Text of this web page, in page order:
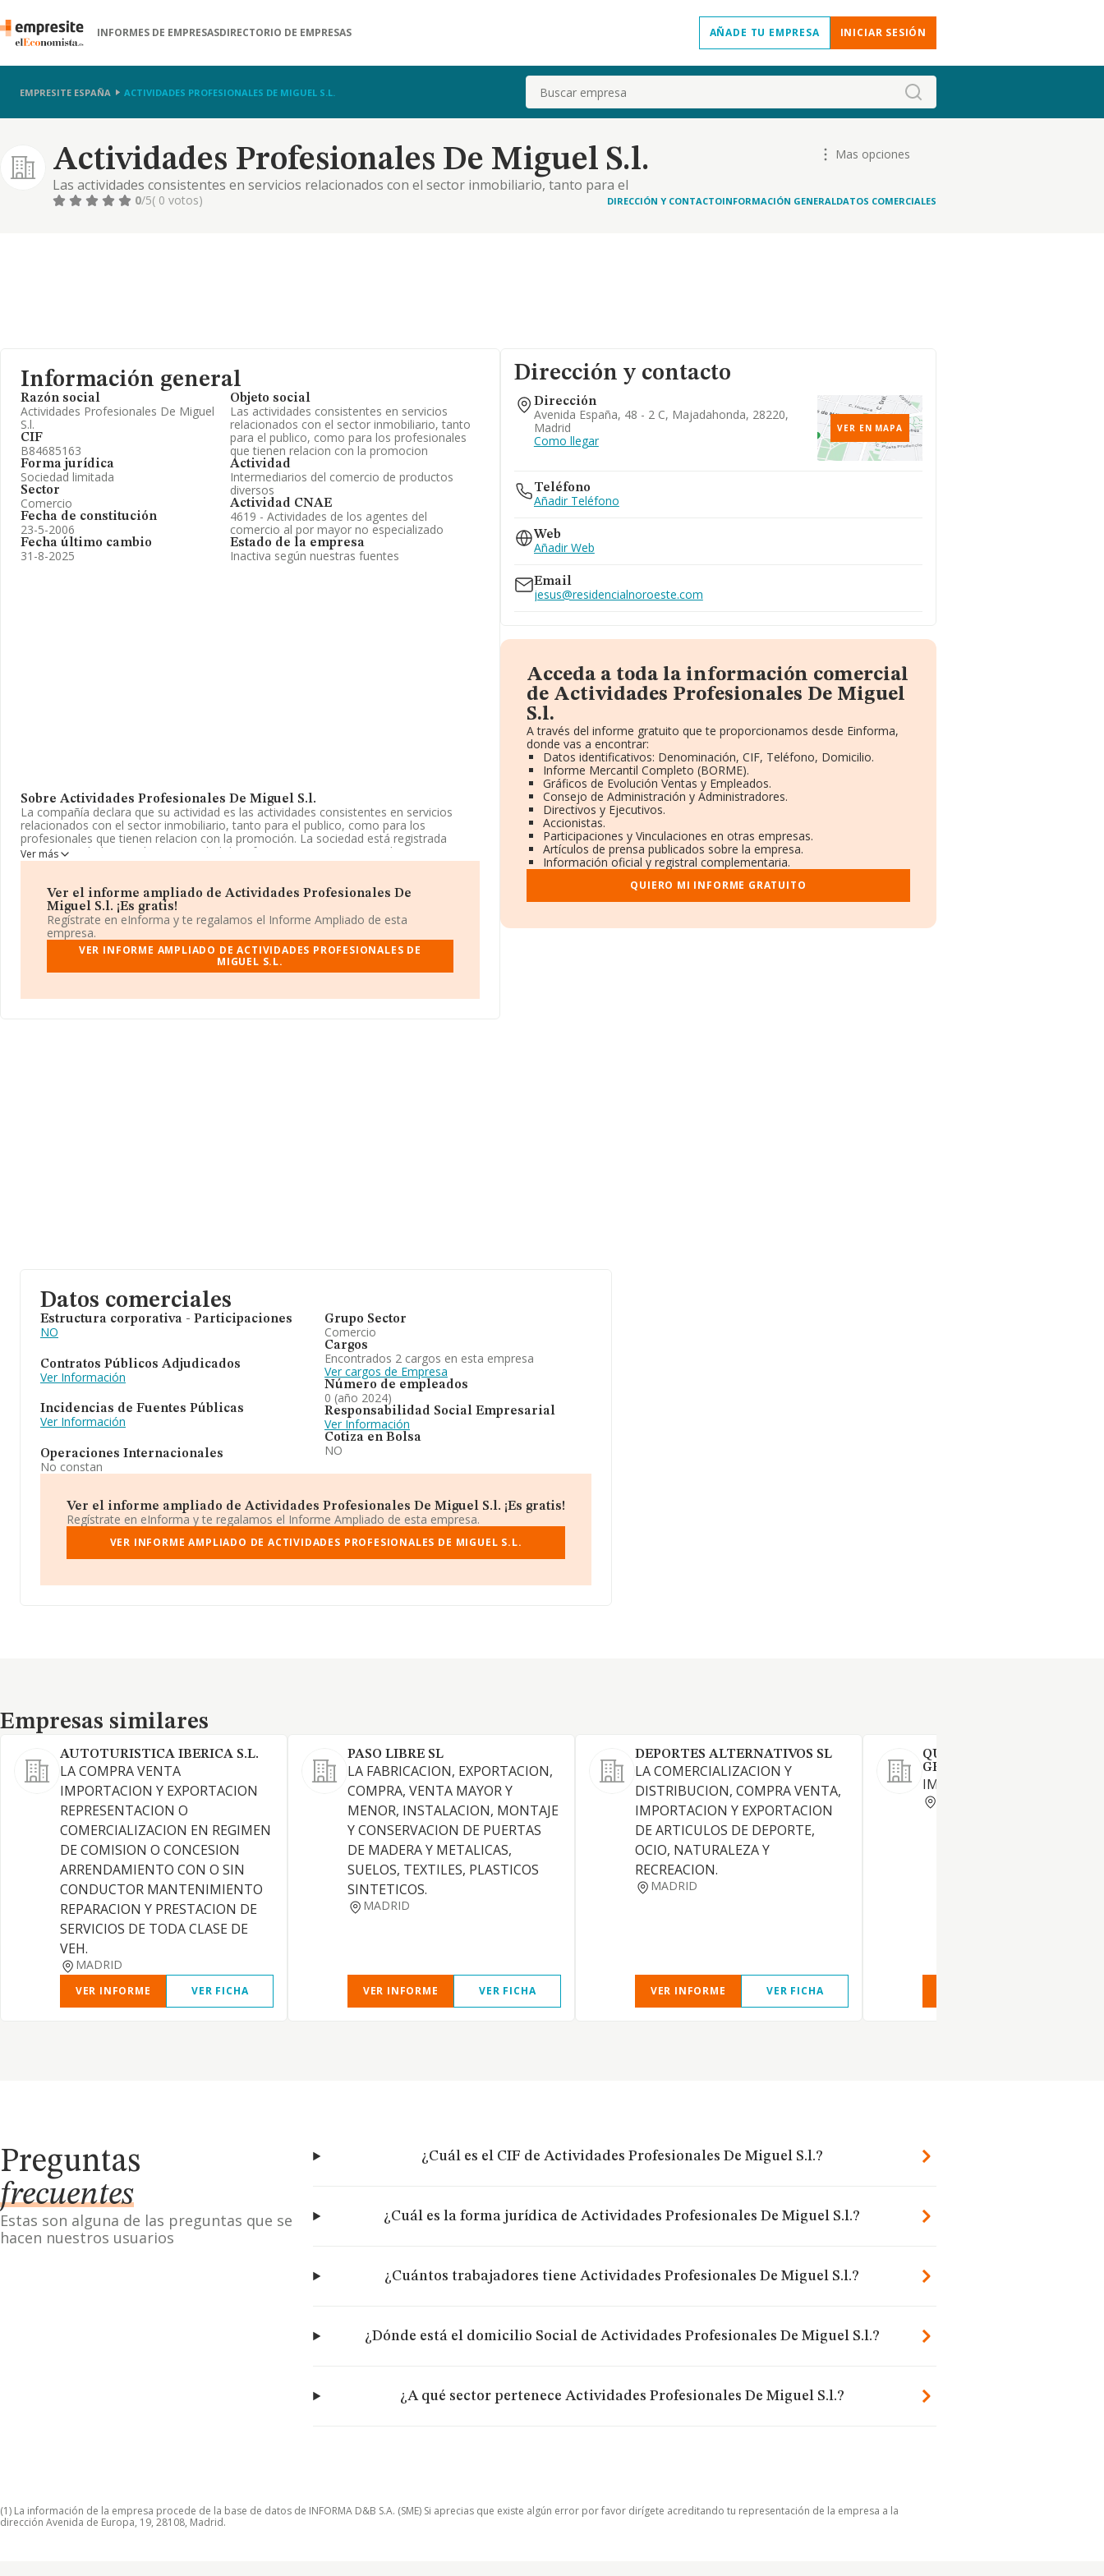
INFORMES DE EMPRESASDIRECTORIO DE EMPRESAS AÑADE TU EMPRESA INICIAR SESIÓN
EMPRESITE ESPAÑA ACTIVIDADES PROFESIONALES DE MIGUEL S.L. Buscar
Actividades Profesionales De Miguel S.l.
Las actividades consistentes en servicios relacionados con el sector inmobiliario, tanto para el
publico, como para los profesionales que tienen relacion con la promocion
Mas opciones
0/5( 0 votos) DIRECCIÓN Y CONTACTOINFORMACIÓN GENERALDATOS COMERCIALES
Información general
Razón social
Actividades Profesionales De Miguel
S.l.
CIF
B84685163
Forma jurídica
Sociedad limitada
Sector
Comercio
Fecha de constitución
23-5-2006
Fecha último cambio
31-8-2025
Objeto social
Las actividades consistentes en servicios
relacionados con el sector inmobiliario, tanto
para el publico, como para los profesionales
que tienen relacion con la promocion
Actividad
Intermediarios del comercio de productos
diversos
Actividad CNAE
4619 - Actividades de los agentes del
comercio al por mayor no especializado
Estado de la empresa
Inactiva según nuestras fuentes
Sobre Actividades Profesionales De Miguel S.l.
La compañía declara que su actividad es las actividades consistentes en servicios
relacionados con el sector inmobiliario, tanto para el publico, como para los
profesionales que tienen relacion con la promoción. La sociedad está registrada
como Sociedad Limitada. La actividad de referencia CNAE corresponde a
'Intermediarios del comercio de productos diversos', cuyo Código es 4619. No realiza
Su correo es jesus@residencialnoroeste.com
La compañía Actividades Profesionales de Miguel S.L
, NIF B84685163, está
situada en Avenida España núm. 48 2 C, (28220), en el municipio de Majadahonda,
sector, la facturación en el ámbito nacional alcanza los 14.930 millones de euros y se
Ver más
Ver el informe ampliado de Actividades Profesionales De
Miguel S.l. ¡Es gratis!
Regístrate en eInforma y te regalamos el Informe Ampliado de esta
empresa.
VER INFORME AMPLIADO DE ACTIVIDADES PROFESIONALES DE
MIGUEL S.L.
Dirección y contacto
Dirección
Avenida España, 48 - 2 C, Majadahonda, 28220,
Madrid
Como llegar
VER EN MAPA
Teléfono
Añadir Teléfono
Web
Añadir Web
Email
jesus@residencialnoroeste.com
Acceda a toda la información comercial
de Actividades Profesionales De Miguel
S.l.
A través del informe gratuito que te proporcionamos desde Einforma,
donde vas a encontrar:
Datos identificativos: Denominación, CIF, Teléfono, Domicilio.
Informe Mercantil Completo (BORME).
Gráficos de Evolución Ventas y Empleados.
Consejo de Administración y Administradores.
Directivos y Ejecutivos.
Accionistas.
Participaciones y Vinculaciones en otras empresas.
Artículos de prensa publicados sobre la empresa.
Información oficial y registral complementaria.
QUIERO MI INFORME GRATUITO
Datos comerciales
Estructura corporativa - Participaciones
NO
Contratos Públicos Adjudicados
Ver Información
Incidencias de Fuentes Públicas
Ver Información
Operaciones Internacionales
No constan
Grupo Sector
Comercio
Cargos
Encontrados 2 cargos en esta empresa
Ver cargos de Empresa
Número de empleados
0 (año 2024)
Responsabilidad Social Empresarial
Ver Información
Cotiza en Bolsa
NO
Ver el informe ampliado de Actividades Profesionales De Miguel S.l. ¡Es gratis!
Regístrate en eInforma y te regalamos el Informe Ampliado de esta empresa.
VER INFORME AMPLIADO DE ACTIVIDADES PROFESIONALES DE MIGUEL S.L.
Empresas similares
Empresas similares
AUTOTURISTICA IBERICA S.L.
LA COMPRA VENTA
IMPORTACION Y EXPORTACION
REPRESENTACION O
COMERCIALIZACION EN REGIMEN
DE COMISION O CONCESION
ARRENDAMIENTO CON O SIN
CONDUCTOR MANTENIMIENTO
REPARACION Y PRESTACION DE
SERVICIOS DE TODA CLASE DE
VEH.
MADRID
VER INFORME VER FICHA
PASO LIBRE SL
LA FABRICACION, EXPORTACION,
COMPRA, VENTA MAYOR Y
MENOR, INSTALACION, MONTAJE
Y CONSERVACION DE PUERTAS
DE MADERA Y METALICAS,
SUELOS, TEXTILES, PLASTICOS
SINTETICOS.
MADRID
VER INFORME VER FICHA
DEPORTES ALTERNATIVOS SL
LA COMERCIALIZACION Y
DISTRIBUCION, COMPRA VENTA,
IMPORTACION Y EXPORTACION
DE ARTICULOS DE DEPORTE,
OCIO, NATURALEZA Y
RECREACION.
MADRID
VER INFORME VER FICHA
QUIMILABOR
GENERALES SL
IMPORTACION DE PILAS
Preguntas
frecuentes
Estas son alguna de las preguntas que se
hacen nuestros usuarios
¿Cuál es el CIF de Actividades Profesionales De Miguel S.l.?
¿Cuál es la forma jurídica de Actividades Profesionales De Miguel S.l.?
¿Cuántos trabajadores tiene Actividades Profesionales De Miguel S.l.?
¿Dónde está el domicilio Social de Actividades Profesionales De Miguel S.l.?
¿A qué sector pertenece Actividades Profesionales De Miguel S.l.?
(1) La información de la empresa procede de la base de datos de INFORMA D&B S.A. (SME) Si aprecias que existe algún error por favor dirígete acreditando tu representación de la empresa a la
dirección Avenida de Europa, 19, 28108, Madrid.